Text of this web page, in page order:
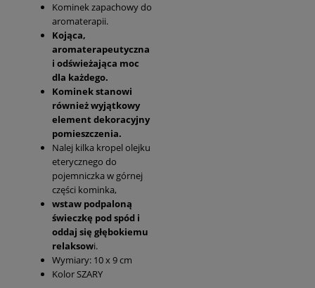
Kominek zapachowy do
aromaterapii.
Kojąca,
aromaterapeutyczna
i odświeżająca moc
dla każdego.
Kominek stanowi
również wyjątkowy
element dekoracyjny
pomieszczenia.
Nalej kilka kropel olejku
eterycznego do
pojemniczka w górnej
części kominka,
wstaw podpaloną
świeczkę pod spód i
oddaj się głębokiemu
relaksowi.
Wymiary: 10 x 9 cm
Kolor SZARY